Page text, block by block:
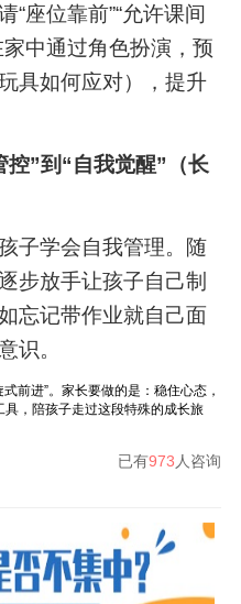
“座位靠前”“允许课间
中通过角色扮演，预
具如何应对），提升
”到“自我觉醒”（长
子学会自我管理。随
步放手让孩子自己制
忘记带作业就自己面
识。
前进”。家长要做的是：稳住心态，
，陪孩子走过这段特殊的成长旅
已有973人咨询